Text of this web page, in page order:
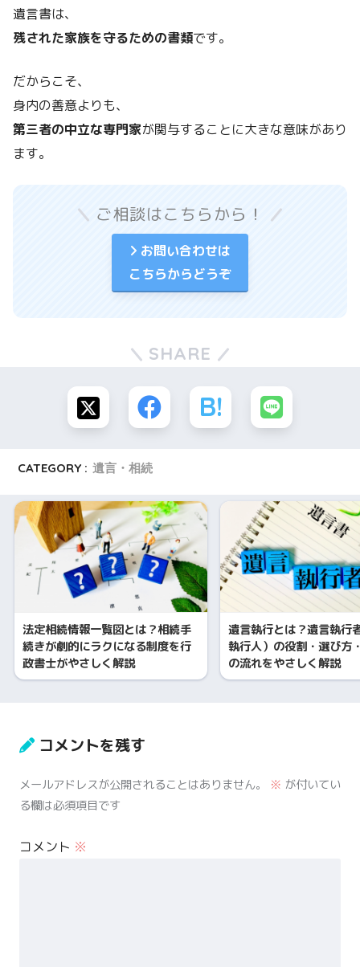
遺言書は、
残された家族を守るための書類です。
だからこそ、
身内の善意よりも、
第三者の中立な専門家が関与することに大きな意味があり
ます。
ご相談はこちらから！
お問い合わせは
こちらからどうぞ
SHARE
CATEGORY : 遺言・相続
法定相続情報一覧図とは？相続手
続きが劇的にラクになる制度を行
政書士がやさしく解説
遺言執行とは？遺言執行
執行人）の役割・選び方
の流れをやさしく解説
コメントを残す
メールアドレスが公開されることはありません。 ※ が付いてい
る欄は必須項目です
コメント ※